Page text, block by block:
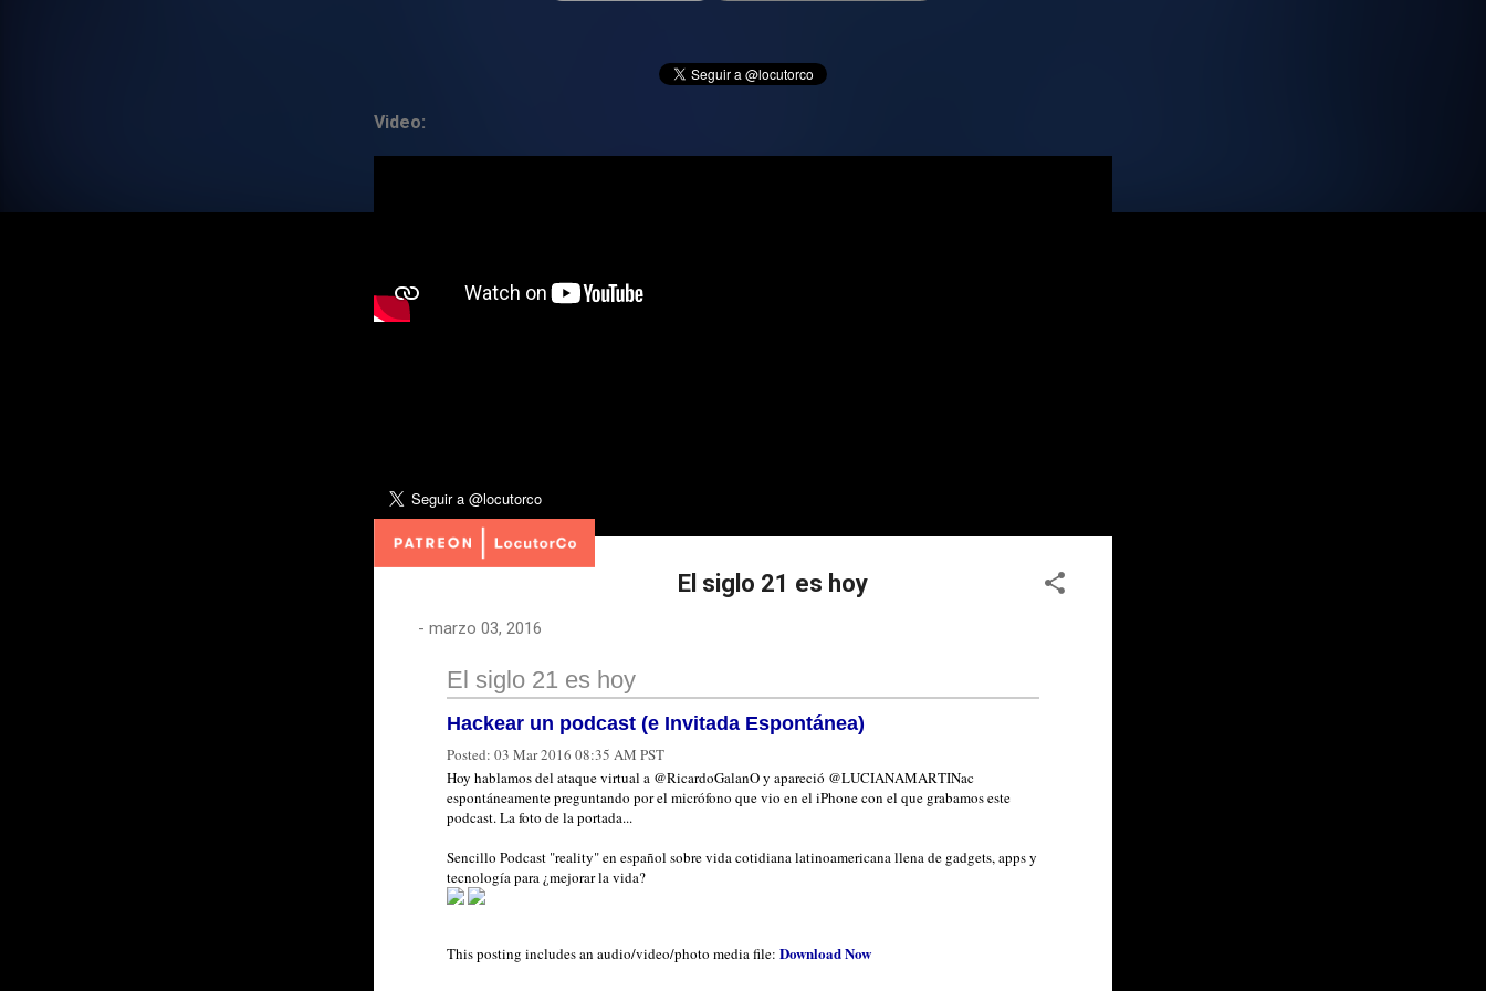
Video:
El siglo 21 es hoy
- marzo 03, 2016
El siglo 21 es hoy
Hackear un podcast (e Invitada Espontánea)
Posted: 03 Mar 2016 08:35 AM PST
Hoy hablamos del ataque virtual a @RicardoGalanO y apareció @LUCIANAMARTINac
espontáneamente preguntando por el micrófono que vio en el iPhone con el que grabamos este
podcast. La foto de la portada...
Sencillo Podcast "reality" en español sobre vida cotidiana latinoamericana llena de gadgets, apps y
tecnología para ¿mejorar la vida?
This posting includes an audio/video/photo media file: Download Now